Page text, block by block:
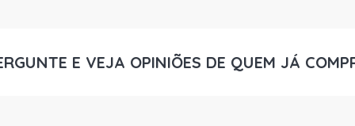
E VEJA OPINIÕES DE QUEM JÁ